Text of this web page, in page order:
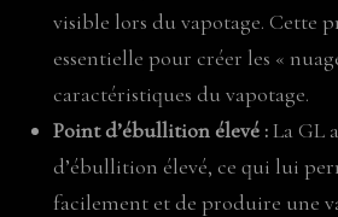
visible lors du vapotage. Cette
essentielle pour créer les «
caractéristiques du vapotage.
Point d’ébullition élevé :La GL
d’ébullition élevé, ce qui lui
facilement et de produire une